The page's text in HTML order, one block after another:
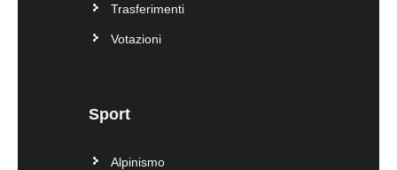
Trasferimenti
Votazioni
Sport
Alpinismo